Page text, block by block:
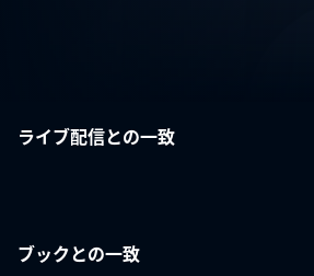
ライブ配信との一致
ブックとの一致